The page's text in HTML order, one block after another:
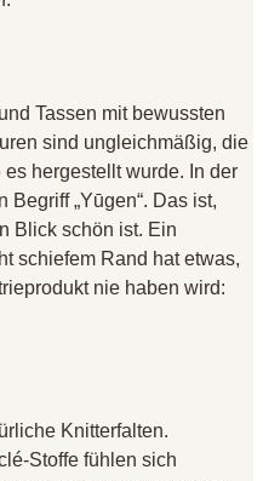
Tassen mit bewussten
sind ungleichmäßig, die
hergestellt wurde. In der
„Yūgen“. Das ist,
Blick schön ist. Ein
schiefem Rand hat etwas,
nie haben wird:
Knitterfalten.
Stoffe fühlen sich